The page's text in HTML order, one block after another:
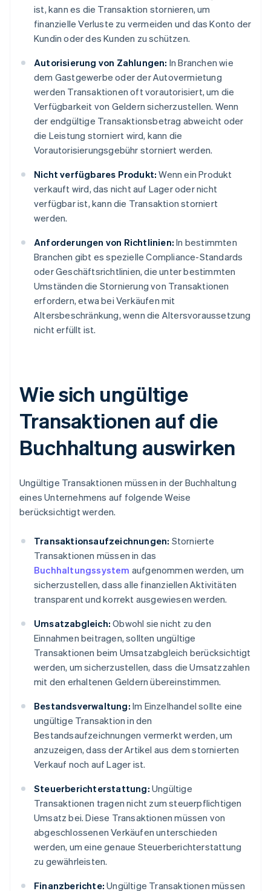
ist, kann es die Transaktion stornieren, um
finanzielle Verluste zu vermeiden und das Konto der
Kundin oder des Kunden zu schützen.
Autorisierung von Zahlungen: In Branchen wie
dem Gastgewerbe oder der Autovermietung
werden Transaktionen oft vorautorisiert, um die
Verfügbarkeit von Geldern sicherzustellen. Wenn
der endgültige Transaktionsbetrag abweicht oder
die Leistung storniert wird, kann die
Vorautorisierungsgebühr storniert werden.
Nicht verfügbares Produkt: Wenn ein Produkt
verkauft wird, das nicht auf Lager oder nicht
verfügbar ist, kann die Transaktion storniert
werden.
Anforderungen von Richtlinien: In bestimmten
Branchen gibt es spezielle Compliance-Standards
oder Geschäftsrichtlinien, die unter bestimmten
Umständen die Stornierung von Transaktionen
erfordern, etwa bei Verkäufen mit
Altersbeschränkung, wenn die Altersvoraussetzung
nicht erfüllt ist.
Wie sich ungültige
Transaktionen auf die
Buchhaltung auswirken
Ungültige Transaktionen müssen in der Buchhaltung
eines Unternehmens auf folgende Weise
berücksichtigt werden.
Transaktionsaufzeichnungen: Stornierte
Transaktionen müssen in das
Buchhaltungssystem aufgenommen werden, um
sicherzustellen, dass alle finanziellen Aktivitäten
transparent und korrekt ausgewiesen werden.
Umsatzabgleich: Obwohl sie nicht zu den
Einnahmen beitragen, sollten ungültige
Transaktionen beim Umsatzabgleich berücksichtigt
werden, um sicherzustellen, dass die Umsatzzahlen
mit den erhaltenen Geldern übereinstimmen.
Bestandsverwaltung: Im Einzelhandel sollte eine
ungültige Transaktion in den
Bestandsaufzeichnungen vermerkt werden, um
anzuzeigen, dass der Artikel aus dem stornierten
Verkauf noch auf Lager ist.
Steuerberichterstattung: Ungültige
Transaktionen tragen nicht zum steuerpflichtigen
Umsatz bei. Diese Transaktionen müssen von
abgeschlossenen Verkäufen unterschieden
werden, um eine genaue Steuerberichterstattung
zu gewährleisten.
Finanzberichte: Ungültige Transaktionen müssen